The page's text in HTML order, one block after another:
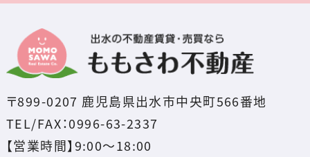
〒899-0207 鹿児島県出水市中央町566番地
TEL/FAX：0996-63-2337
【営業時間】9:00～18:00